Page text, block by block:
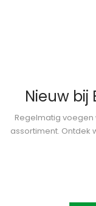
Nieuw
Regelmatig
assortiment. Ontdek